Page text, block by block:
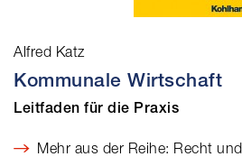
Alfred Katz
Kommunale Wirtschaft
Leitfaden für die Praxis
Mehr aus der Reihe: Recht